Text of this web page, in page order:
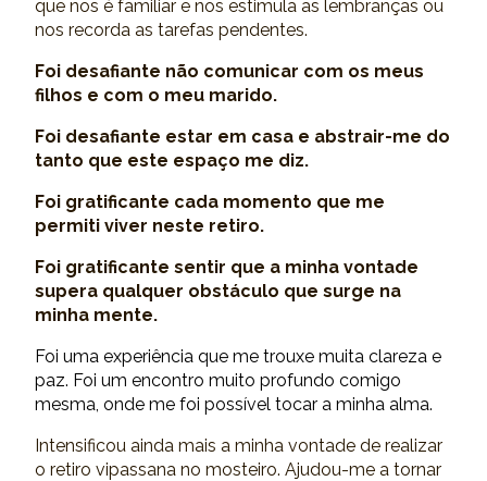
que nos é familiar e nos estimula as lembranças ou
nos recorda as tarefas pendentes.
Foi desafiante não comunicar com os meus
filhos e com o meu marido.
Foi desafiante estar em casa e abstrair-me do
tanto que este espaço me diz.
Foi gratificante cada momento que me
permiti viver neste retiro.
Foi gratificante sentir que a minha vontade
supera qualquer obstáculo que surge na
minha mente.
Foi uma experiência que me trouxe muita clareza e
paz. Foi um encontro muito profundo comigo
mesma, onde me foi possível tocar a minha alma.
Intensificou ainda mais a minha vontade de realizar
o retiro vipassana no mosteiro. Ajudou-me a tornar